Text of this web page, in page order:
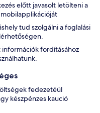
előtt javasolt letölteni a
mobilapplikációját
tud szolgálni a foglalási
információk fordításához
fedezetéül
készpénzes kaució